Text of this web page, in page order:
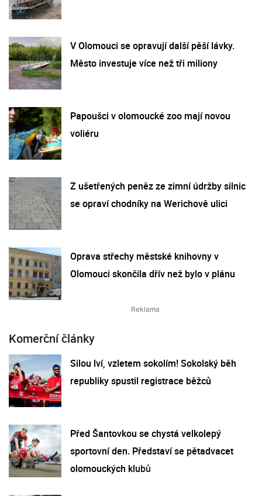
V Olomouci se opravují další pěší lávky.
Město investuje více než tři miliony
Papoušci v olomoucké zoo mají novou
voliéru
Z ušetřených peněz ze zimní údržby silnic
se opraví chodníky na Werichově ulici
Oprava střechy městské knihovny v
Olomouci skončila dřív než bylo v plánu
Komerční články
Silou lví, vzletem sokolím! Sokolský běh
republiky spustil registrace běžců
Před Šantovkou se chystá velkolepý
sportovní den. Představí se pětadvacet
olomouckých klubů